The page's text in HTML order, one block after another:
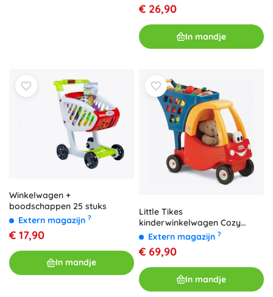
€ 26,90
In mandje
Winkelwagen +
boodschappen 25 stuks
Extern magazijn ?
€ 17,90
In mandje
Little Tikes
kinderwinkelwagen Cozy
Coupe
Extern magazijn ?
€ 69,90
In mandje